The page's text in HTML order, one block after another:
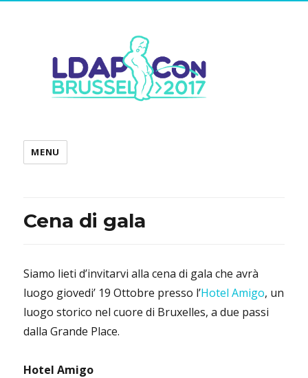
MENU
Cena di gala
Siamo lieti d’invitarvi alla cena di gala che avrà
luogo giovedi’ 19 Ottobre presso l’Hotel Amigo, un
luogo storico nel cuore di Bruxelles, a due passi
dalla Grande Place.
Hotel Amigo